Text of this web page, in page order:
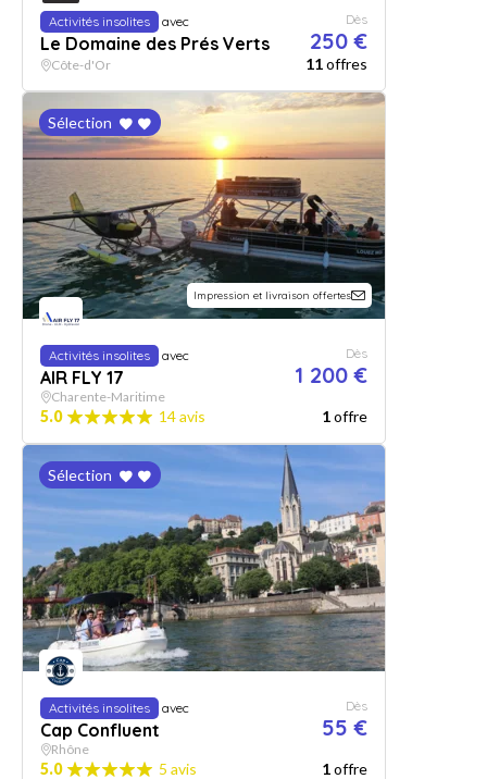
Activités insolites avec
Le Domaine des Prés Verts
Dès
250 €
Côte-d'Or 11offres
Sélection
Impression et livraison offertes
Activités insolites avec
AIR FLY 17
Dès
1 200 €
Charente-Maritime
5.0 14 avis 1offre
Sélection
Activités insolites avec
Cap Confluent
Dès
55 €
Rhône
5.0 5 avis 1offre